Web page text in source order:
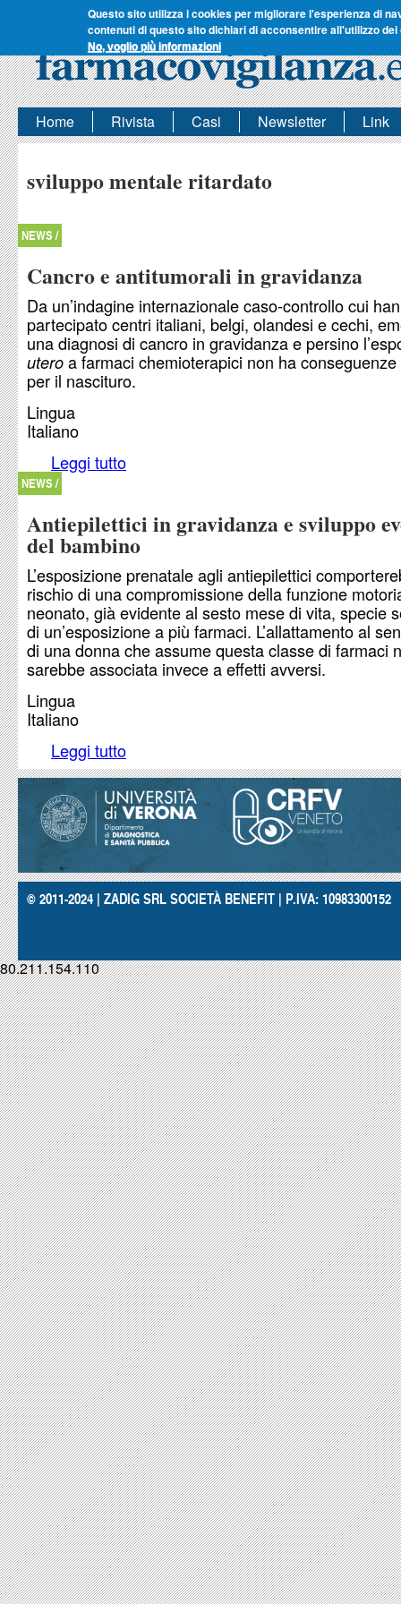
Questo sito utilizza i cookies per migliorare l'esperienza di
contenuti di questo sito dichiari di acconsentire all'utilizzo dei
No, voglio più informazioni
Home Rivista Casi Newsletter Link
sviluppo mentale ritardato
NEWS /
Cancro e antitumorali in gravidanza
Da un’indagine internazionale caso-controllo cui
partecipato centri italiani, belgi, olandesi e cechi,
una diagnosi di cancro in gravidanza e persino
utero a farmaci chemioterapici non ha
per il nascituro.
Lingua
Italiano
Leggi tutto
NEWS /
Antiepilettici in gravidanza e sviluppo
del bambino
L’esposizione prenatale agli antiepilettici
rischio di una compromissione della funzione
neonato, già evidente al sesto mese di vita, specie
di un’esposizione a più farmaci. L’allattamento al
di una donna che assume questa classe di farmaci
sarebbe associata invece a effetti avversi.
Lingua
Italiano
Leggi tutto
© 2011-2024 | ZADIG SRL SOCIETÀ BENEFIT | P.IVA: 10983300152
80.211.154.110